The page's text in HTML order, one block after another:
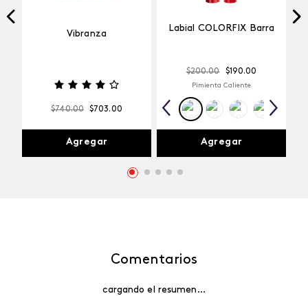
Vibranza
$740.00 $703.00
Agregar
Labial COLORFIX Barra
$200.00 $190.00
Pimienta Caliente
Agregar
Comentarios
cargando el resumen…